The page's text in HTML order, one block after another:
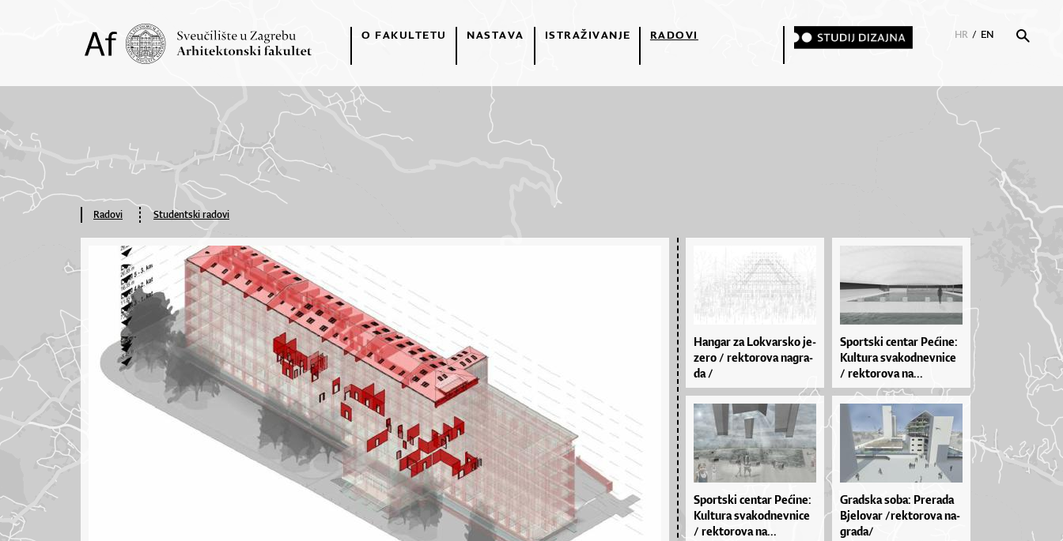
O FAKULTETU NASTAVA ISTRAŽIVANJE RADOVI HR / EN
Radovi Studentski radovi
Han­gar za Lo­kvar­sko je­
ze­ro / rek­to­ro­va na­gra­
da /
Spor­tski cen­tar Pe­ći­ne:
Kul­tu­ra sva­kod­nev­ni­ce
/ rek­to­ro­va na...
Spor­tski cen­tar Pe­ći­ne:
Kul­tu­ra sva­kod­nev­ni­ce
/ rek­to­ro­va na...
Grad­ska so­ba: Pre­ra­da
Bje­lo­var /rek­to­ro­va na­
gra­da/